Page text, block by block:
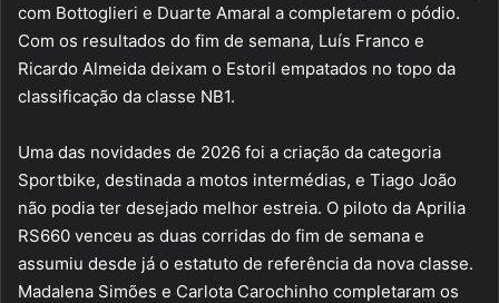
com Bottoglieri e Duarte Amaral a completarem o pódio.
Com os resultados do fim de semana, Luís Franco e
Ricardo Almeida deixam o Estoril empatados no topo da
classificação da classe NB1.
Uma das novidades de 2026 foi a criação da categoria
Sportbike, destinada a motos intermédias, e Tiago João
não podia ter desejado melhor estreia. O piloto da Aprilia
RS660 venceu as duas corridas do fim de semana e
assumiu desde já o estatuto de referência da nova classe.
Madalena Simões e Carlota Carochinho completaram os